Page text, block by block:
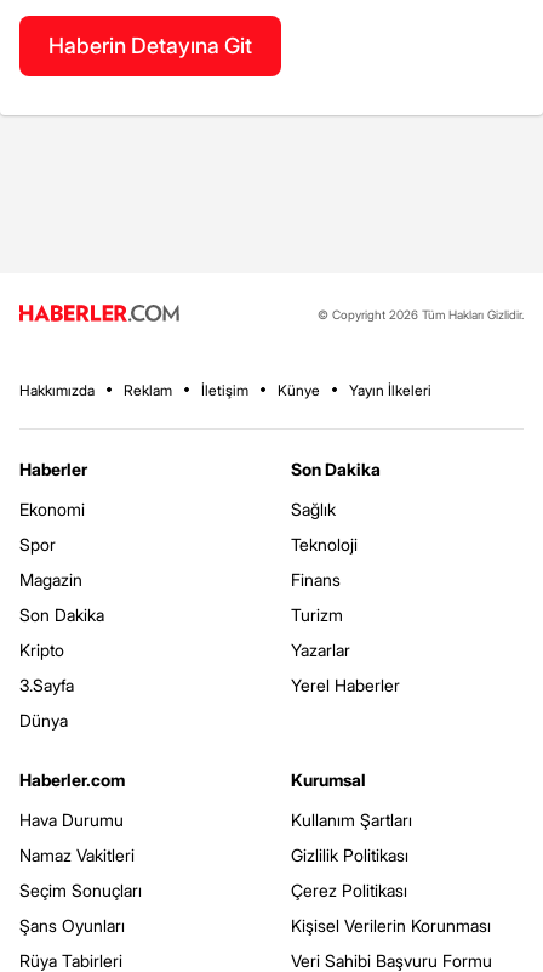
Haberin Detayına Git
© Copyright 2026 Tüm Hakları Gizlidir.
Hakkımızda Reklam İletişim Künye Yayın İlkeleri
Haberler
Ekonomi
Spor
Magazin
Son Dakika
Kripto
3.Sayfa
Dünya
Son Dakika
Sağlık
Teknoloji
Finans
Turizm
Yazarlar
Yerel Haberler
Haberler.com
Hava Durumu
Namaz Vakitleri
Seçim Sonuçları
Şans Oyunları
Rüya Tabirleri
Kurumsal
Kullanım Şartları
Gizlilik Politikası
Çerez Politikası
Kişisel Verilerin Korunması
Veri Sahibi Başvuru Formu